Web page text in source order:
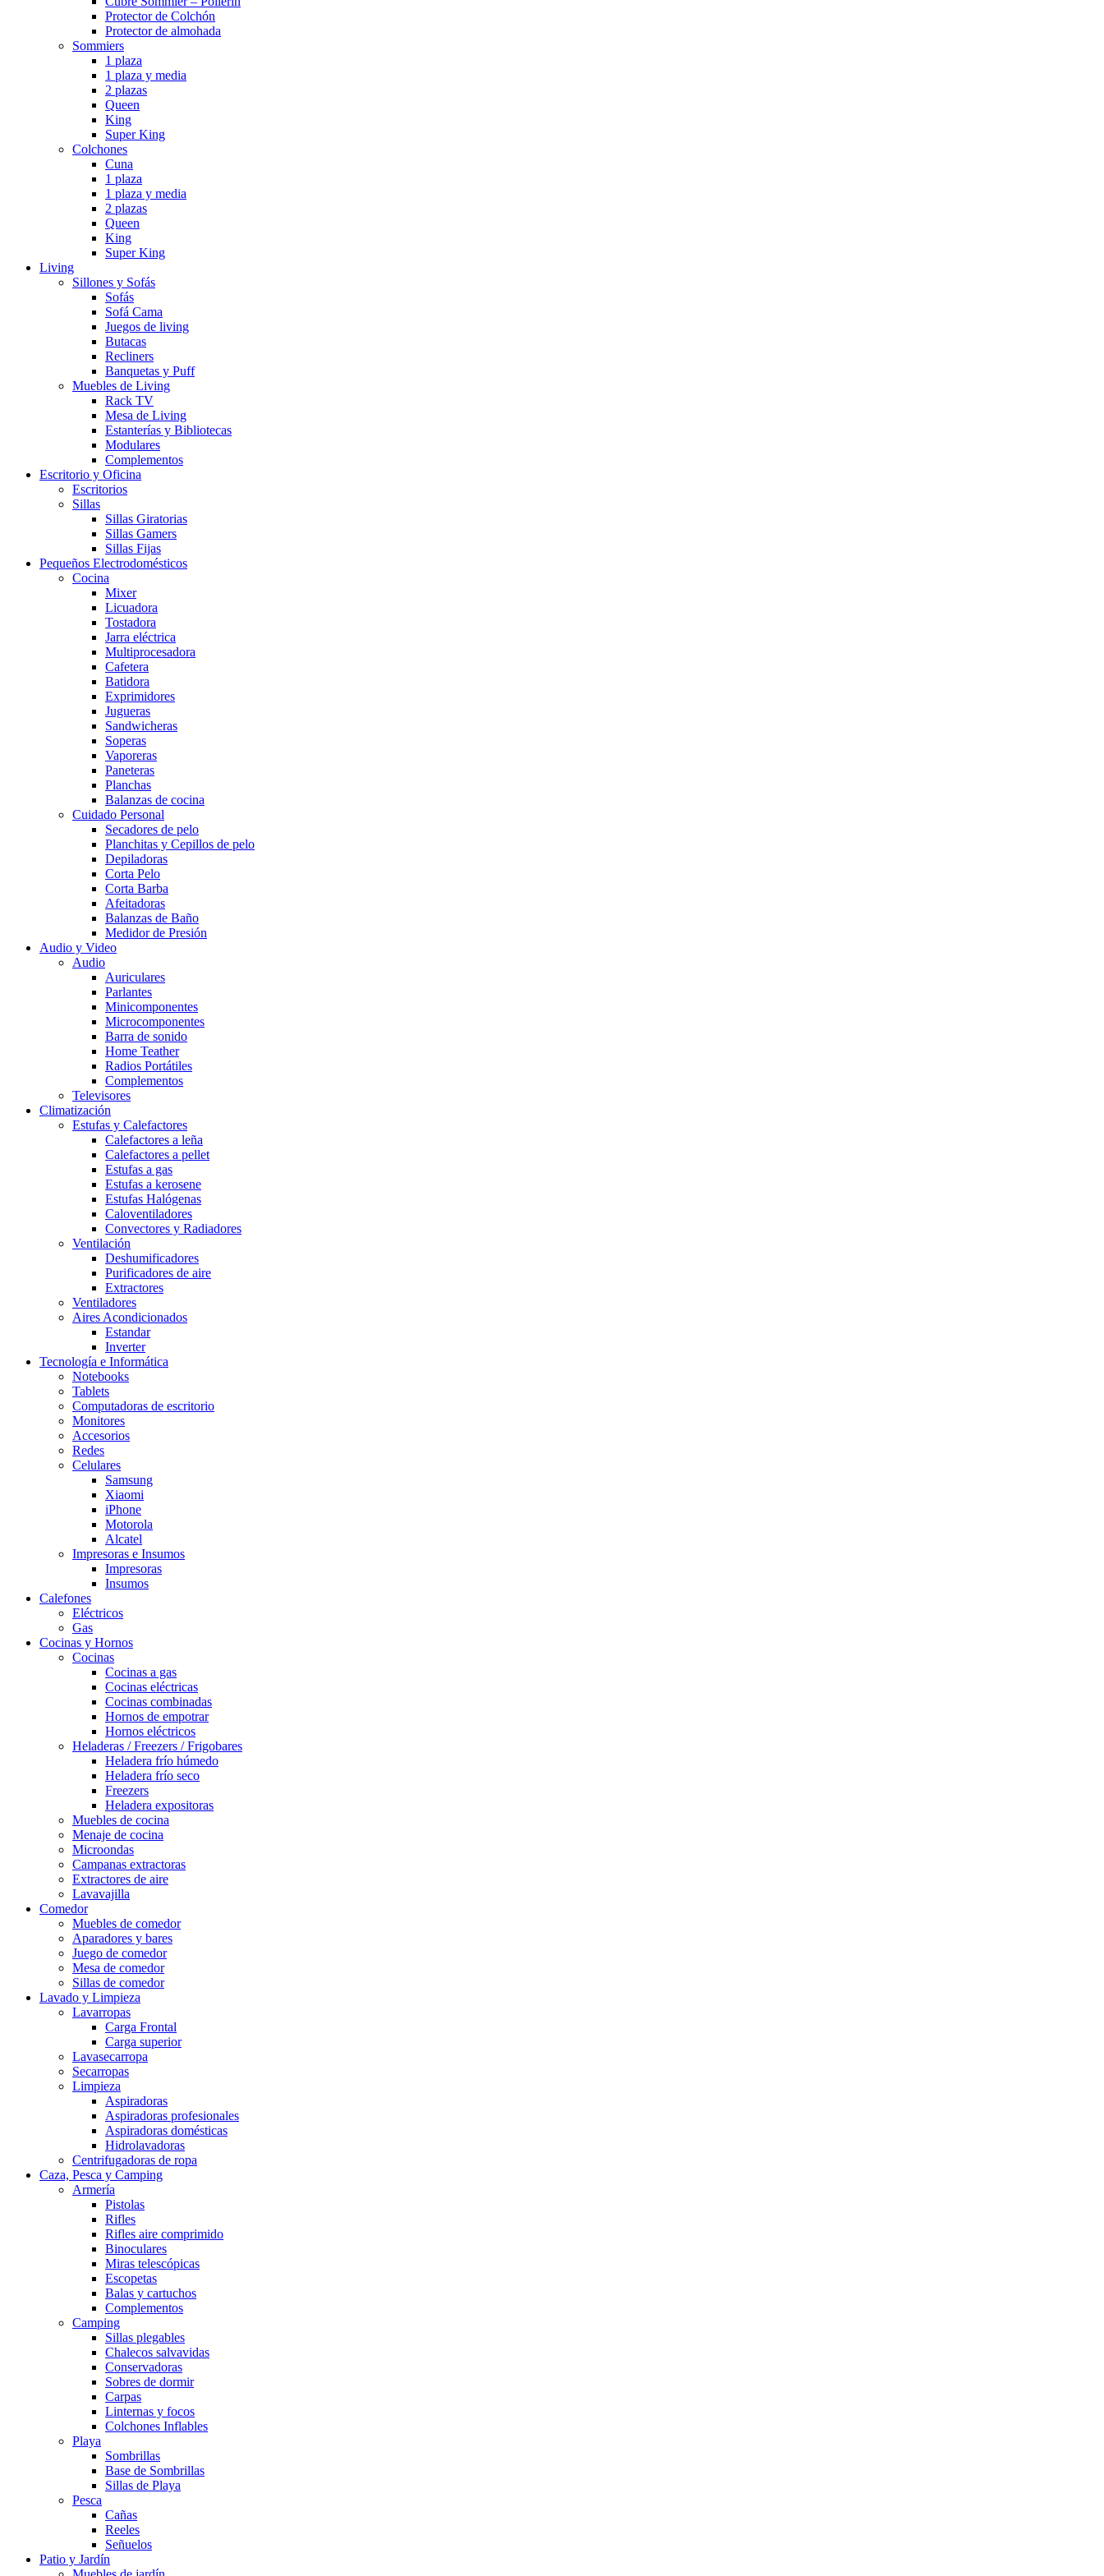
Protector de Colchón
Protector de almohada
Sommiers
1 plaza
1 plaza y media
2 plazas
Queen
King
Super King
Colchones
Cuna
1 plaza
1 plaza y media
2 plazas
Queen
King
Super King
Living
Sillones y Sofás
Sofás
Sofá Cama
Juegos de living
Butacas
Recliners
Banquetas y Puff
Muebles de Living
Rack TV
Mesa de Living
Estanterías y Bibliotecas
Modulares
Complementos
Escritorio y Oficina
Escritorios
Sillas
Sillas Giratorias
Sillas Gamers
Sillas Fijas
Pequeños Electrodomésticos
Cocina
Mixer
Licuadora
Tostadora
Jarra eléctrica
Multiprocesadora
Cafetera
Batidora
Exprimidores
Jugueras
Sandwicheras
Soperas
Vaporeras
Paneteras
Planchas
Balanzas de cocina
Cuidado Personal
Secadores de pelo
Planchitas y Cepillos de pelo
Depiladoras
Corta Pelo
Corta Barba
Afeitadoras
Balanzas de Baño
Medidor de Presión
Audio y Video
Audio
Auriculares
Parlantes
Minicomponentes
Microcomponentes
Barra de sonido
Home Teather
Radios Portátiles
Complementos
Televisores
Climatización
Estufas y Calefactores
Calefactores a leña
Calefactores a pellet
Estufas a gas
Estufas a kerosene
Estufas Halógenas
Caloventiladores
Convectores y Radiadores
Ventilación
Deshumificadores
Purificadores de aire
Extractores
Ventiladores
Aires Acondicionados
Estandar
Inverter
Tecnología e Informática
Notebooks
Tablets
Computadoras de escritorio
Monitores
Accesorios
Redes
Celulares
Samsung
Xiaomi
iPhone
Motorola
Alcatel
Impresoras e Insumos
Impresoras
Insumos
Calefones
Eléctricos
Gas
Cocinas y Hornos
Cocinas
Cocinas a gas
Cocinas eléctricas
Cocinas combinadas
Hornos de empotrar
Hornos eléctricos
Heladeras / Freezers / Frigobares
Heladera frío húmedo
Heladera frío seco
Freezers
Heladera expositoras
Muebles de cocina
Menaje de cocina
Microondas
Campanas extractoras
Extractores de aire
Lavavajilla
Comedor
Muebles de comedor
Aparadores y bares
Juego de comedor
Mesa de comedor
Sillas de comedor
Lavado y Limpieza
Lavarropas
Carga Frontal
Carga superior
Lavasecarropa
Secarropas
Limpieza
Aspiradoras
Aspiradoras profesionales
Aspiradoras domésticas
Hidrolavadoras
Centrifugadoras de ropa
Caza, Pesca y Camping
Armería
Pistolas
Rifles
Rifles aire comprimido
Binoculares
Miras telescópicas
Escopetas
Balas y cartuchos
Complementos
Camping
Sillas plegables
Chalecos salvavidas
Conservadoras
Sobres de dormir
Carpas
Linternas y focos
Colchones Inflables
Playa
Sombrillas
Base de Sombrillas
Sillas de Playa
Pesca
Cañas
Reeles
Señuelos
Patio y Jardín